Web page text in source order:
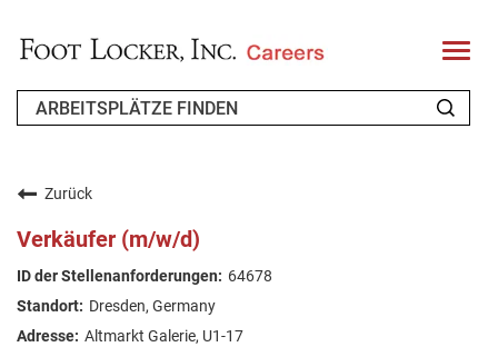
T
o
l
FAQ
ARBEIT SUCHEN
Zurück
Verkäufer (m/w/d)
64678
Dresden, Germany
Altmarkt Galerie, U1-17